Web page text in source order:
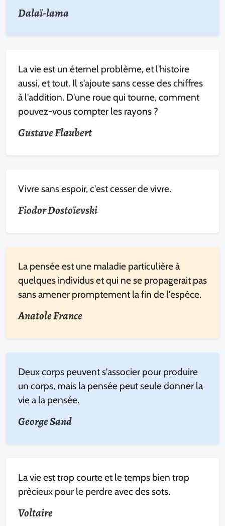
Dalaï-lama
La vie est un éternel problème, et l'histoire
aussi, et tout. Il s'ajoute sans cesse des chiffres
à l'addition. D'une roue qui tourne, comment
pouvez-vous compter les rayons ?
Gustave Flaubert
Vivre sans espoir, c'est cesser de vivre.
Fiodor Dostoïevski
La pensée est une maladie particulière à
quelques individus et qui ne se propagerait pas
sans amener promptement la fin de l'espèce.
Anatole France
Deux corps peuvent s'associer pour produire
un corps, mais la pensée peut seule donner la
vie a la pensée.
George Sand
La vie est trop courte et le temps bien trop
précieux pour le perdre avec des sots.
Voltaire